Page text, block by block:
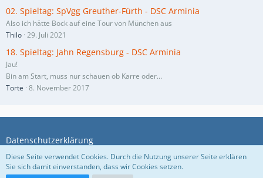
02. Spieltag: SpVgg Greuther-Fürth - DSC Arminia
Also ich hätte Bock auf eine Tour von München aus
Thilo 29. Juli 2021
18. Spieltag: Jahn Regensburg - DSC Arminia
Jau!
Bin am Start, muss nur schauen ob Karre oder…
Torte 8. November 2017
Datenschutzerklärung
Diese Seite verwendet Cookies. Durch die Nutzung unserer Seite erklären
Sie sich damit einverstanden, dass wir Cookies setzen.